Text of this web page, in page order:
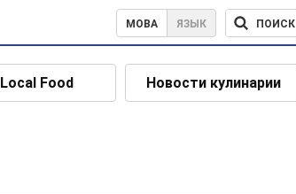
МОВА ЯЗЫК ПОИСК
Local Food Новости кулинарии